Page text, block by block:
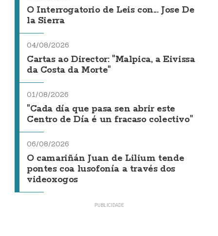
O Interrogatorio de Leis con... Jose De
la Sierra
04/08/2026
Cartas ao Director: "Malpica, a Eivissa
da Costa da Morte"
01/08/2026
"Cada día que pasa sen abrir este
Centro de Día é un fracaso colectivo"
06/08/2026
O camariñán Juan de Lilium tende
pontes coa lusofonía a través dos
videoxogos